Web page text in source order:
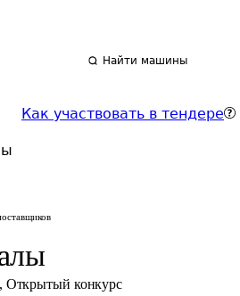
Найти машины
Как участвовать в тендере
Открытый конкурс